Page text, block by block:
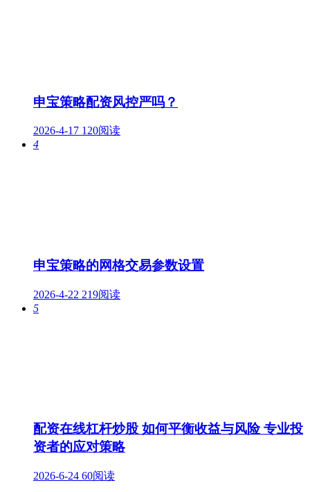
申宝策略配资风控严吗？
2026-4-17 120阅读
4
申宝策略的网格交易参数设置
2026-4-22 219阅读
5
配资在线杠杆炒股 如何平衡收益与风险 专业投
资者的应对策略
2026-6-24 60阅读